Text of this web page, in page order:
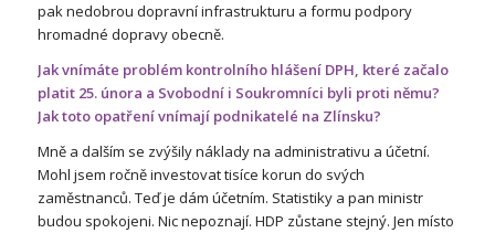
pak nedobrou dopravní infrastrukturu a formu podpory
hromadné dopravy obecně.
Jak vnímáte problém kontrolního hlášení DPH, které začalo
platit 25. února a Svobodní i Soukromníci byli proti němu?
Jak toto opatření vnímají podnikatelé na Zlínsku?
Mně a dalším se zvýšily náklady na administrativu a účetní.
Mohl jsem ročně investovat tisíce korun do svých
zaměstnanců. Teď je dám účetním. Statistiky a pan ministr
budou spokojeni. Nic nepoznají. HDP zůstane stejný. Jen místo